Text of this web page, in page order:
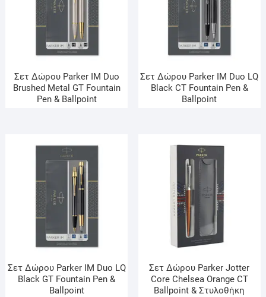
Σετ Δώρου Parker IM Duo
Brushed Metal GT Fountain
Pen & Ballpoint
Σετ Δώρου Parker IM Duo LQ
Black CT Fountain Pen &
Ballpoint
Σετ Δώρου Parker IM Duo LQ
Black GT Fountain Pen &
Ballpoint
Σετ Δώρου Parker Jotter
Core Chelsea Orange CT
Ballpoint & Στυλοθήκη